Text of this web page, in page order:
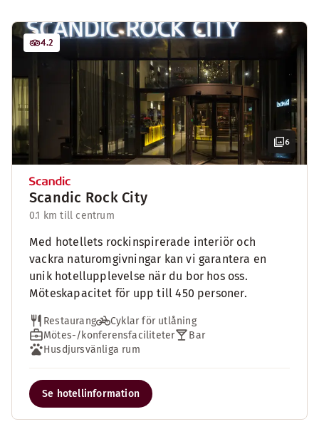
6
4.2
Scandic Rock City
0.1 km till centrum
Med hotellets rockinspirerade interiör och
vackra naturomgivningar kan vi garantera en
unik hotellupplevelse när du bor hos oss.
Möteskapacitet för upp till 450 personer.
Restaurang
Cyklar för utlåning
Mötes-/konferensfaciliteter
Bar
Husdjursvänliga rum
Se hotellinformation